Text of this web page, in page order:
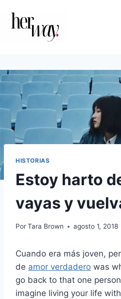
contenido
HISTORIAS
Estoy harto
vayas y
PorTara Brown agosto 1, 2018
Cuando era más joven,
de amor verdadero was
go back to that one
imagine living your life